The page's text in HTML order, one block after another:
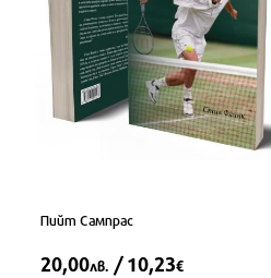
Пийт Сампрас
20,00лв. / 10,23€